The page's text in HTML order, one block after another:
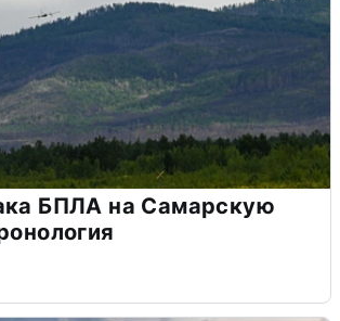
БПЛА на Самарскую